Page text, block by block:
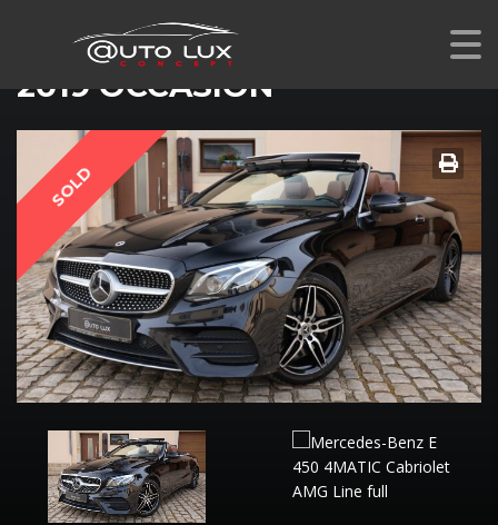
MERCEDES-BENZ E 450 4MATIC CABRIOLET AMG LINE
2019 OCCASION
SOLD